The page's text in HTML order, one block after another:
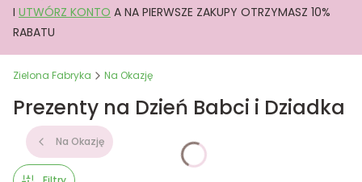
I UTWÓRZ KONTO A NA PIERWSZE ZAKUPY OTRZYMASZ 10%
RABATU
Zielona Fabryka Na Okazję
Prezenty na Dzień Babci i Dziadka
Na Okazję